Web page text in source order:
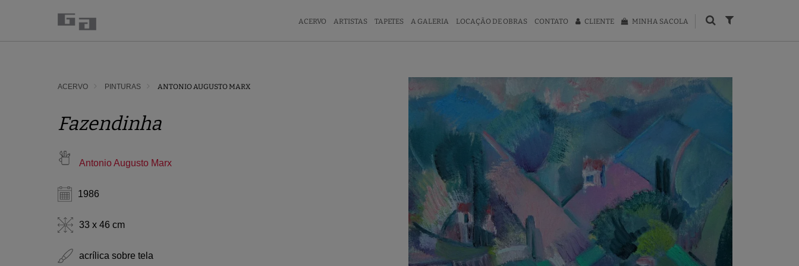
ACERVO ARTISTAS TAPETES A GALERIA LOCAÇÃO DE OBRAS CONTATO CLIENTE MINHA SACOLA
ACERVO PINTURAS ANTONIO AUGUSTO MARX
Fazendinha
Antonio Augusto Marx
1986
33 x 46 cm
acrílica sobre tela